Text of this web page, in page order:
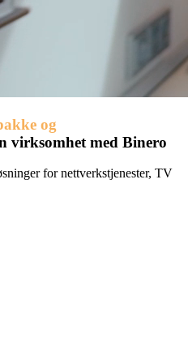
og
virksomhet med Binero
for nettverkstjenester, TV